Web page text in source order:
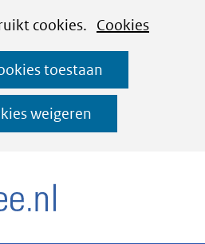
cookies. Cookies
toestaan
weigeren
Ga
naar
de
inhoud